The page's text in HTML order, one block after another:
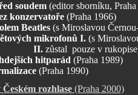
soudem (editor sborníku,
konzervatoře (Praha 1966)
Beatles (s Miroslavou
mikrofonů I. (s
zůstal pouze v
hitparád (Praha 1989)
(Praha 1990)
rozhlase (Praha 2000)